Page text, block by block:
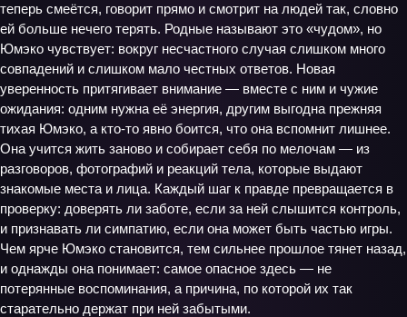
теперь смеётся, говорит прямо и смотрит на людей так, словно
ей больше нечего терять. Родные называют это «чудом», но
Юмэко чувствует: вокруг несчастного случая слишком много
совпадений и слишком мало честных ответов. Новая
уверенность притягивает внимание — вместе с ним и чужие
ожидания: одним нужна её энергия, другим выгодна прежняя
тихая Юмэко, а кто‑то явно боится, что она вспомнит лишнее.
Она учится жить заново и собирает себя по мелочам — из
разговоров, фотографий и реакций тела, которые выдают
знакомые места и лица. Каждый шаг к правде превращается в
проверку: доверять ли заботе, если за ней слышится контроль,
и признавать ли симпатию, если она может быть частью игры.
Чем ярче Юмэко становится, тем сильнее прошлое тянет назад,
и однажды она понимает: самое опасное здесь — не
потерянные воспоминания, а причина, по которой их так
старательно держат при ней забытыми.